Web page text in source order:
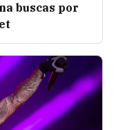
buscas por